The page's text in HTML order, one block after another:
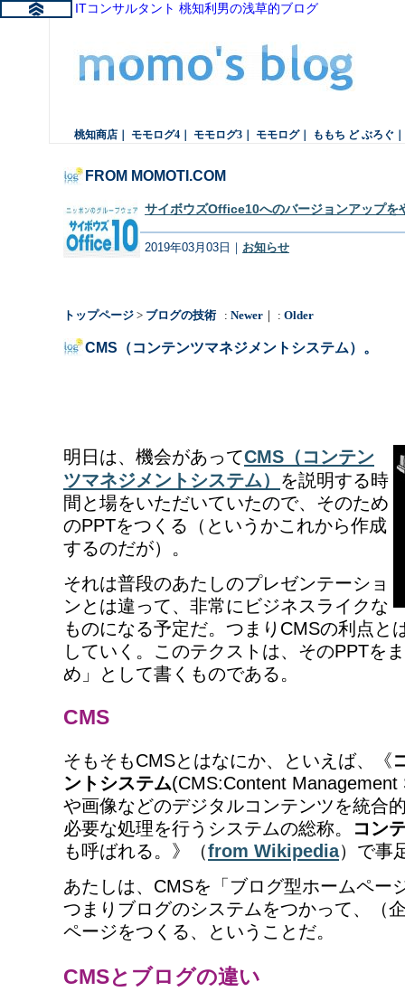
続・ITコンサルタント 桃知利男の浅草的ブログ
桃知商店 モモログ4 モモログ3 モモログ｜ ももち ど ぶろぐ
FROM MOMOTI.COM
サイボウズOffice10へのバージョンアップを
2019年03月03日｜ お知らせ
トップページ > ブログの技術 : Newer ｜ : Older
CMS（コンテンツマネジメントシステム）。
明日は、機会があってCMS（コンテン
ツマネジメントシステム） を説明する時
間と場をいただいていたので、そのため
のPPTをつくる（というかこれから作成
するのだが）。
それは普段のあたしのプレゼンテーショ
ンとは違って、非常にビジネスライクな
ものになる予定だ。つまりCMSの利点と
していく。このテクストは、そのPPTを
め」として書くものである。
CMS
そもそもCMSとはなにか、といえば、《
ントシステム(CMS:Content
や画像などのデジタルコンテンツを統合
必要な処理を行うシステムの総称。
コン
も呼ばれる。》（from Wikipedia）で事
あたしは、CMSを「ブログ型ホームペー
つまりブログのシステムをつかって、（
ページをつくる、ということだ。
CMSとブログの違い